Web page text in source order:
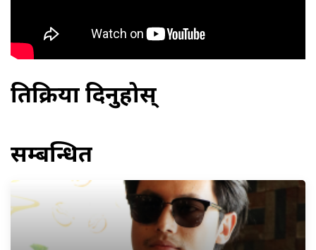
प्रतिक्रिया दिनुहोस्
सम्बन्धित